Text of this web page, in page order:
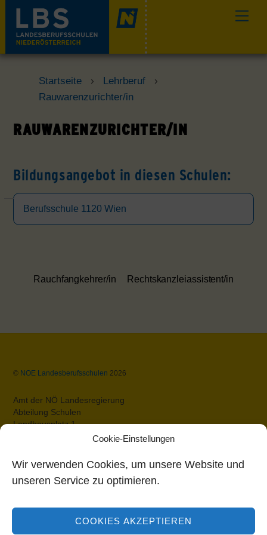
Cookie-Einstellungen
Wir verwenden Cookies, um unsere Website und
unseren Service zu optimieren.
COOKIES AKZEPTIEREN
content
Startseite › Lehrberuf
›
Rauwarenzurichter/in
RAUWARENZURICHTER/IN
Bildungsangebot in diesen Schulen:
Berufsschule 1120 Wien
Rauchfangkehrer/in Rechtskanzleiassistent/in
© NOE Landesberufsschulen 2026
Amt der NÖ Landesregierung
Abteilung Schulen
Landhausplatz 1
Impressum
Rennbahnstraße 29